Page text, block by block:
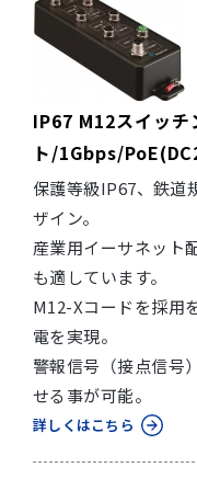
IP67 M12スイッチ
ト/1Gbps/
保護等級IP67、鉄道
ザイン。
産業用イーサネット
も適しています。
M12-Xコードを採用
電を実現。
警報信号（接点信号
せる事が可能。
詳しくはこちら